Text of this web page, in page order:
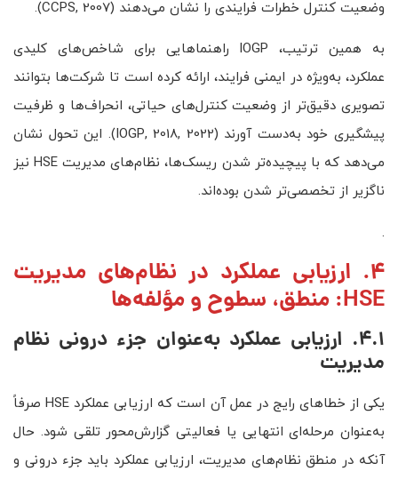
وضعیت کنترل خطرات فرایندی را نشان می‌دهند (CCPS, 2007).
به همین ترتیب، IOGP راهنماهایی برای شاخص‌های کلیدی
عملکرد، به‌ویژه در ایمنی فرایند، ارائه کرده است تا شرکت‌ها بتوانند
تصویری دقیق‌تر از وضعیت کنترل‌های حیاتی، انحراف‌ها و ظرفیت
پیشگیری خود به‌دست آورند (IOGP, 2018, 2022). این تحول نشان
می‌دهد که با پیچیده‌تر شدن ریسک‌ها، نظام‌های مدیریت HSE نیز
ناگزیر از تخصصی‌تر شدن بوده‌اند.
.
4. ارزیابی عملکرد در نظام‌های مدیریت
HSE: منطق، سطوح و مؤلفه‌ها
4.1. ارزیابی عملکرد به‌عنوان جزء درونی نظام
مدیریت
یکی از خطاهای رایج در عمل آن است که ارزیابی عملکرد HSE صرفاً
به‌عنوان مرحله‌ای انتهایی یا فعالیتی گزارش‌محور تلقی شود. حال
آنکه در منطق نظام‌های مدیریت، ارزیابی عملکرد باید جزء درونی و